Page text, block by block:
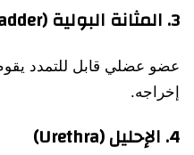
3. المثانة البولية (Urinary Bladder)
عضو عضلي قابل للتمدد
إخراجه.
4. الإحليل (Urethra)